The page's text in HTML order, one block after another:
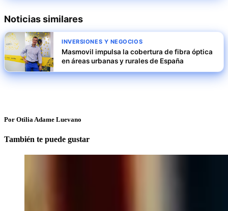
Noticias similares
INVERSIONES Y NEGOCIOS
Masmovil impulsa la cobertura de fibra óptica
en áreas urbanas y rurales de España
Por Otilia Adame Luevano
También te puede gustar